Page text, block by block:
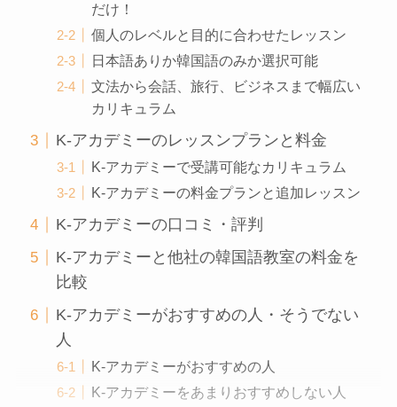
だけ！
個人のレベルと目的に合わせたレッスン
日本語ありか韓国語のみか選択可能
文法から会話、旅行、ビジネスまで幅広い
カリキュラム
K-アカデミーのレッスンプランと料金
K-アカデミーで受講可能なカリキュラム
K-アカデミーの料金プランと追加レッスン
K-アカデミーの口コミ・評判
K-アカデミーと他社の韓国語教室の料金を
比較
K-アカデミーがおすすめの人・そうでない
人
K-アカデミーがおすすめの人
K-アカデミーをあまりおすすめしない人